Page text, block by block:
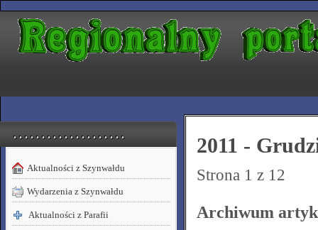
. . . . . . . . . . . . . . . . . . . .
Aktualności z Szynwałdu
Wydarzenia z Szynwałdu
Aktualności z Parafii
2011 -
Strona 1 z 12
Archiwum